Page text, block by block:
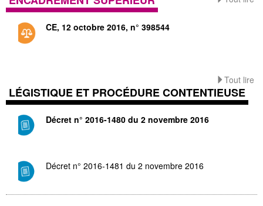
CE, 12 octobre 2016, n° 398544
Tout lire
LÉGISTIQUE ET PROCÉDURE CONTENTIEUSE
Décret n° 2016-1480 du 2 novembre 2016
Décret n° 2016-1481 du 2 novembre 2016